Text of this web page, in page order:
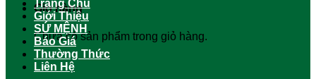
Giỏ hàng
Chưa có sản phẩm trong giỏ hàng.
Trang Chủ
Giới Thiệu
SỨ MỆNH
Báo Giá
Thường Thức
Liên Hệ